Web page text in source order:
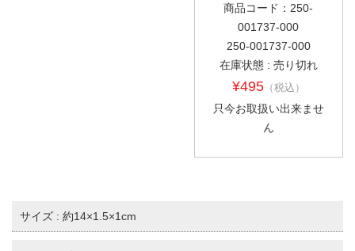
商品コード：250-
001737-000
250-001737-000
在庫状態 : 売り切れ
¥495（税込）
只今お取扱い出来ませ
ん
サイズ : 約14×1.5×1cm